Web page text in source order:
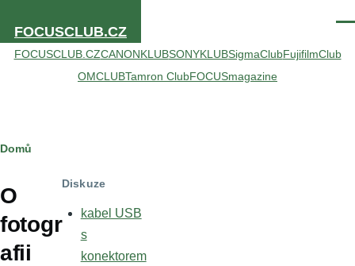
FOCUSCLUB.CZ
FOCUSCLUB.CZCANONKLUBSONYKLUBSigmaClubFujifilmClub
OMCLUBTamron ClubFOCUSmagazine
Drobečková
navigace
Domů
O
fotogr
afii
Diskuze
kabel USB
s
konektorem